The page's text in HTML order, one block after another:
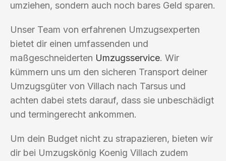
umziehen, sondern auch noch bares Geld sparen.
Unser Team von erfahrenen Umzugsexperten
bietet dir einen umfassenden und
maßgeschneiderten Umzugsservice. Wir
kümmern uns um den sicheren Transport deiner
Umzugsgüter von Villach nach Tarsus und
achten dabei stets darauf, dass sie unbeschädigt
und termingerecht ankommen.
Um dein Budget nicht zu strapazieren, bieten wir
dir bei Umzugskönig Koenig Villach zudem